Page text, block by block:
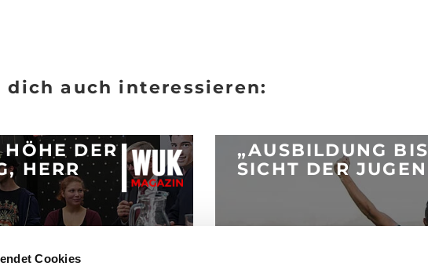
Cookies
auch interessieren:
DER
HERR
„AUSBILDUNG
SICHT DER